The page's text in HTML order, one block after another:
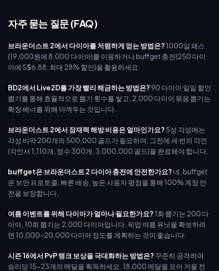
자주 묻는 질문 (FAQ)
브라운더스트 2에서 다이아를 저렴하게 얻는 방법은? 1000일 패스
(19,000원에 8,000 다이아)를 이용하거나 buffget 충전(250 다이
아에 S$6.88, 최대 28% 할인)을 활용하세요.
BD2에서 Live2D를 가장 빨리 해금하는 방법은? 90 다이아 일일 할인
뽑기를 통해 효율적으로 뽑기 횟수를 쌓고, 2,000 다이아 묶음 뽑기는
확정 배너를 위해 아껴두는 것입니다.
브라운더스트 2에서 잠재력 해방 비용은 얼마인가요? 5성 각성에는
각성 비약 200개와 500,000 골드가 필요하며, 그전에 세 번의 각인
(각인서 1,110개, 정수 300개, 3,000,000 골드)을 완료해야 합니다.
buffget은 브라운더스트 2 다이아 충전에 안전한가요? 네, buffget
은 보안 프로토콜, 빠른 배송, 높은 사용자 평점을 통해 100% 계정 안
전을 보장합니다.
여름 이벤트를 위해 다이아가 얼마나 필요한가요? 1회 뽑기는 200 다
이아, 10회 뽑기는 2,000 다이아입니다. 픽업 여름 유닛을 확보하려
면 10,000~20,000 다이아 정도를 계획하는 것이 좋습니다.
시즌 16에서 PvP 랭크 보상을 극대화하는 방법은? 꾸준히 공격하여
승리당 15~23개의 메달을 획득하세요. 18,000 메달을 모아 거울 전